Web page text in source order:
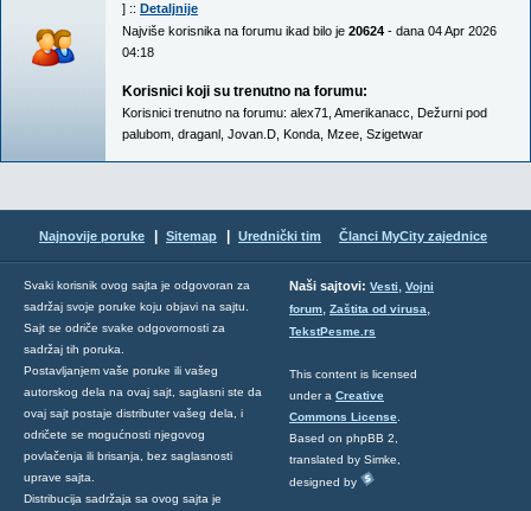
] :: Detaljnije
Najviše korisnika na forumu ikad bilo je 20624 - dana 04 Apr 2026
04:18
Korisnici koji su trenutno na forumu:
Korisnici trenutno na forumu: alex71 Amerikanacc Dežurni pod
palubom draganl Jovan.D Konda Mzee Szigetwar
Najnovije poruke Sitemap Urednički tim Članci MyCity zajednice
Svaki korisnik ovog sajta je odgovoran za
sadržaj svoje poruke koju objavi na sajtu.
Sajt se odriče svake odgovornosti za
sadržaj tih poruka.
Postavljanjem vaše poruke ili vašeg
autorskog dela na ovaj sajt, saglasni ste da
ovaj sajt postaje distributer vašeg dela, i
odričete se mogućnosti njegovog
povlačenja ili brisanja, bez saglasnosti
uprave sajta.
Distribucija sadržaja sa ovog sajta je
Naši sajtovi: Vesti, Vojni
forum, Zaštita od virusa,
TekstPesme.rs
This content is licensed
under a Creative
Commons License
Based on phpBB 2,
translated by Simke,
designed by